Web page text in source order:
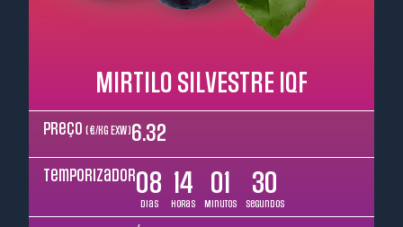
MIRTILO SILVESTRE IQF
Preço ( €/kg EXW ) 6.32
Temporizador08
Dias
14
Horas
01
Minutos
29
Segundos